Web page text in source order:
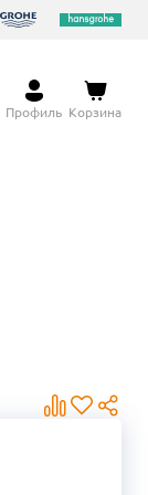
Профиль Корзина